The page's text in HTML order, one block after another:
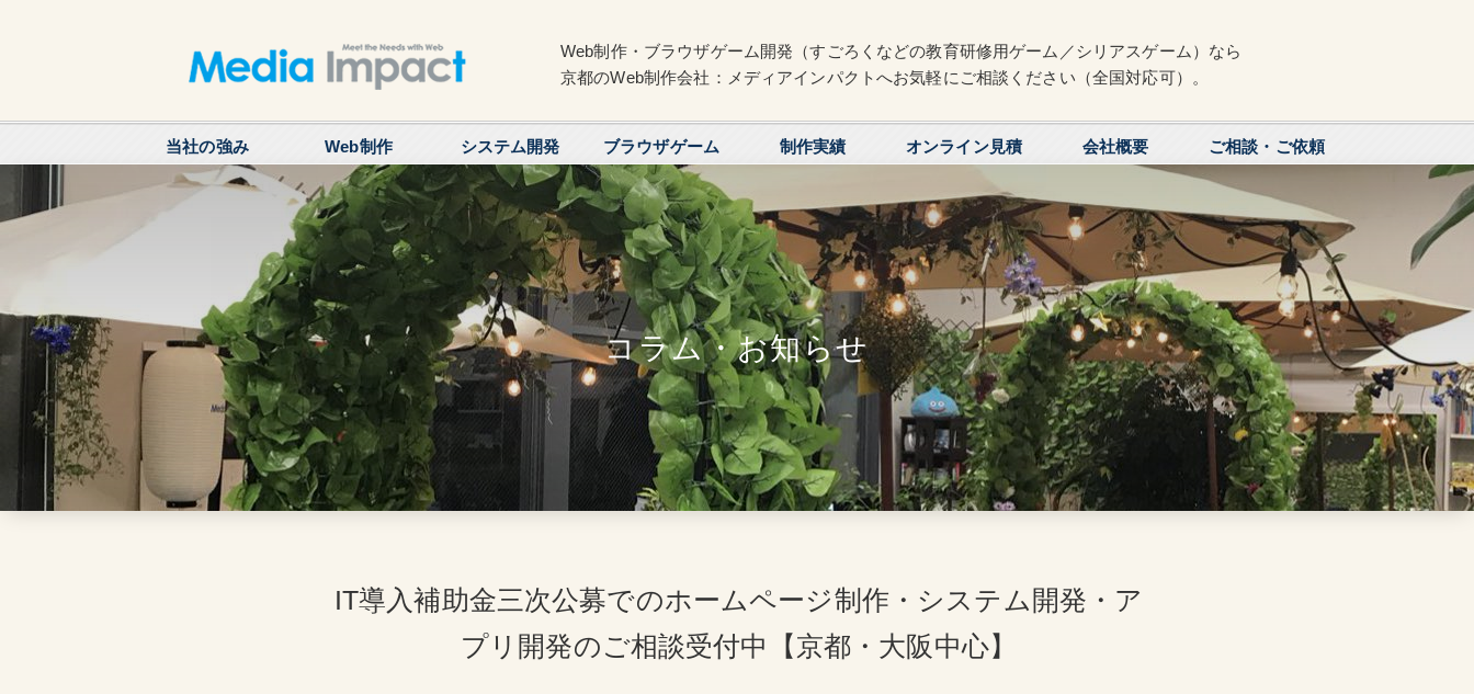
Web制作・ブラウザゲーム開発（すごろくなどの教育研修用ゲーム／シリアスゲーム）なら
京都のWeb制作会社：メディアインパクトへお気軽にご相談ください（全国対応可）。
当社の強み Web制作 システム開発 ブラウザゲーム 制作実績 オンライン見積 会社概要 ご相談・ご依頼
コラム・お知らせ
IT導入補助金三次公募でのホームページ制作・システム開発・ア
プリ開発のご相談受付中【京都・大阪中心】